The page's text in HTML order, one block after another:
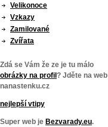
Velikonoce
Vzkazy
Zamilované
Zvířata
Zdá se Vám že ze je tu málo
obrázky na profil ? Jděte na web
nanastenku.cz
nejlepší vtipy
Super web je Bezvarady.eu.